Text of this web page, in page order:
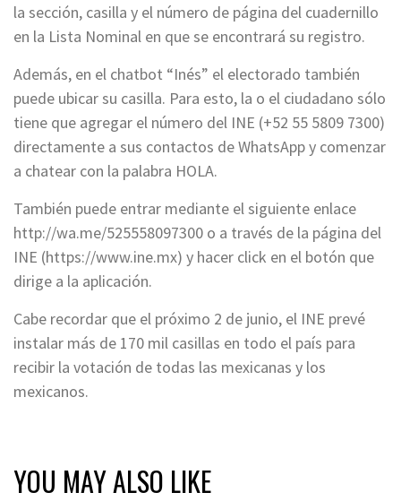
la sección, casilla y el número de página del cuadernillo
en la Lista Nominal en que se encontrará su registro.
Además, en el chatbot “Inés” el electorado también
puede ubicar su casilla. Para esto, la o el ciudadano sólo
tiene que agregar el número del INE (+52 55 5809 7300)
directamente a sus contactos de WhatsApp y comenzar
a chatear con la palabra HOLA.
También puede entrar mediante el siguiente enlace
http://wa.me/525558097300 o a través de la página del
INE (https://www.ine.mx) y hacer click en el botón que
dirige a la aplicación.
Cabe recordar que el próximo 2 de junio, el INE prevé
instalar más de 170 mil casillas en todo el país para
recibir la votación de todas las mexicanas y los
mexicanos.
YOU MAY ALSO LIKE